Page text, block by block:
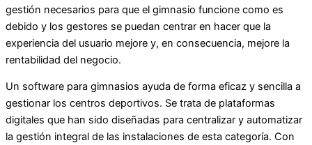
gestión necesarios para que el gimnasio funcione como es
debido y los gestores se puedan centrar en hacer que la
experiencia del usuario mejore y, en consecuencia, mejore la
rentabilidad del negocio.
Un software para gimnasios ayuda de forma eficaz y sencilla a
gestionar los centros deportivos. Se trata de plataformas
digitales que han sido diseñadas para centralizar y automatizar
la gestión integral de las instalaciones de esta categoría. Con